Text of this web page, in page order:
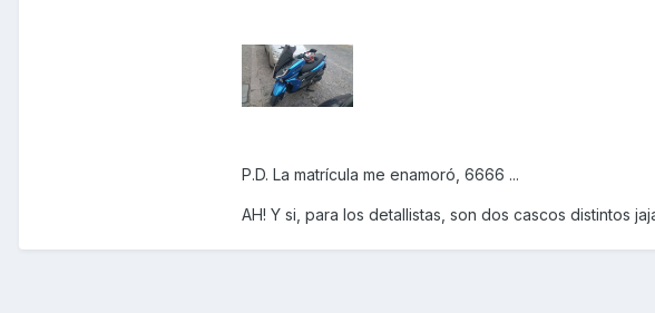
P.D. La matrícula me enamoró, 6666 ...
AH! Y si, para los detallistas, son dos cascos distintos